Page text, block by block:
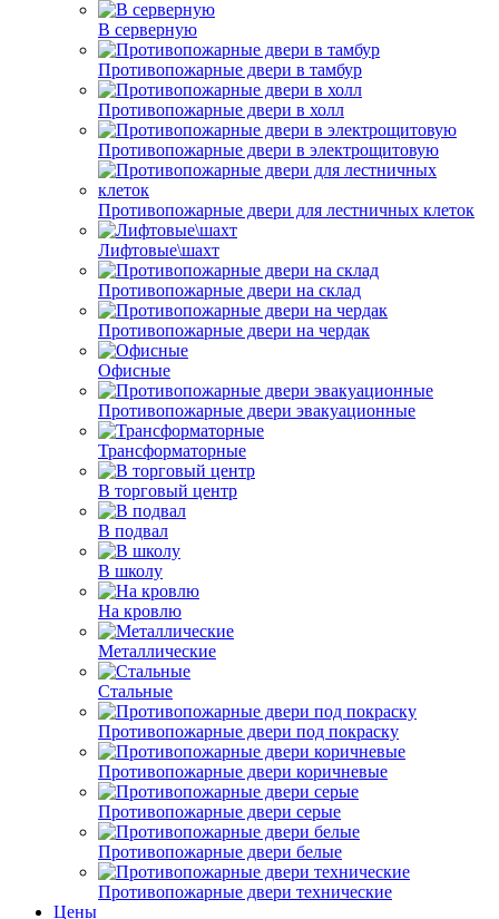
В серверную
Противопожарные двери в тамбур
Противопожарные двери в холл
Противопожарные двери в электрощитовую
Противопожарные двери для лестничных клеток
Лифтовые\шахт
Противопожарные двери на склад
Противопожарные двери на чердак
Офисные
Противопожарные двери эвакуационные
Трансформаторные
В торговый центр
В подвал
В школу
На кровлю
Металлические
Стальные
Противопожарные двери под покраску
Противопожарные двери коричневые
Противопожарные двери серые
Противопожарные двери белые
Противопожарные двери технические
Цены